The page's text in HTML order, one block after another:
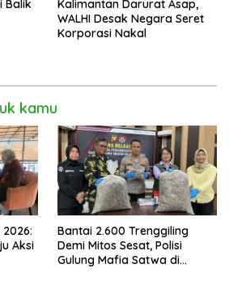
Balik
Kalimantan Darurat Asap,
WALHI Desak Negara Seret
Korporasi Nakal
kamu
Aksi
Bantai 2.600 Trenggiling
Demi Mitos Sesat, Polisi
Gulung Mafia Satwa di